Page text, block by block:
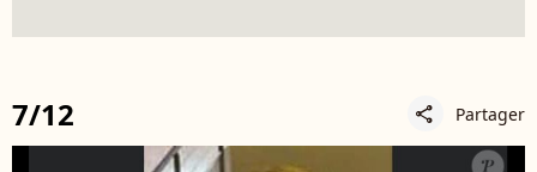
7/12 share Partager